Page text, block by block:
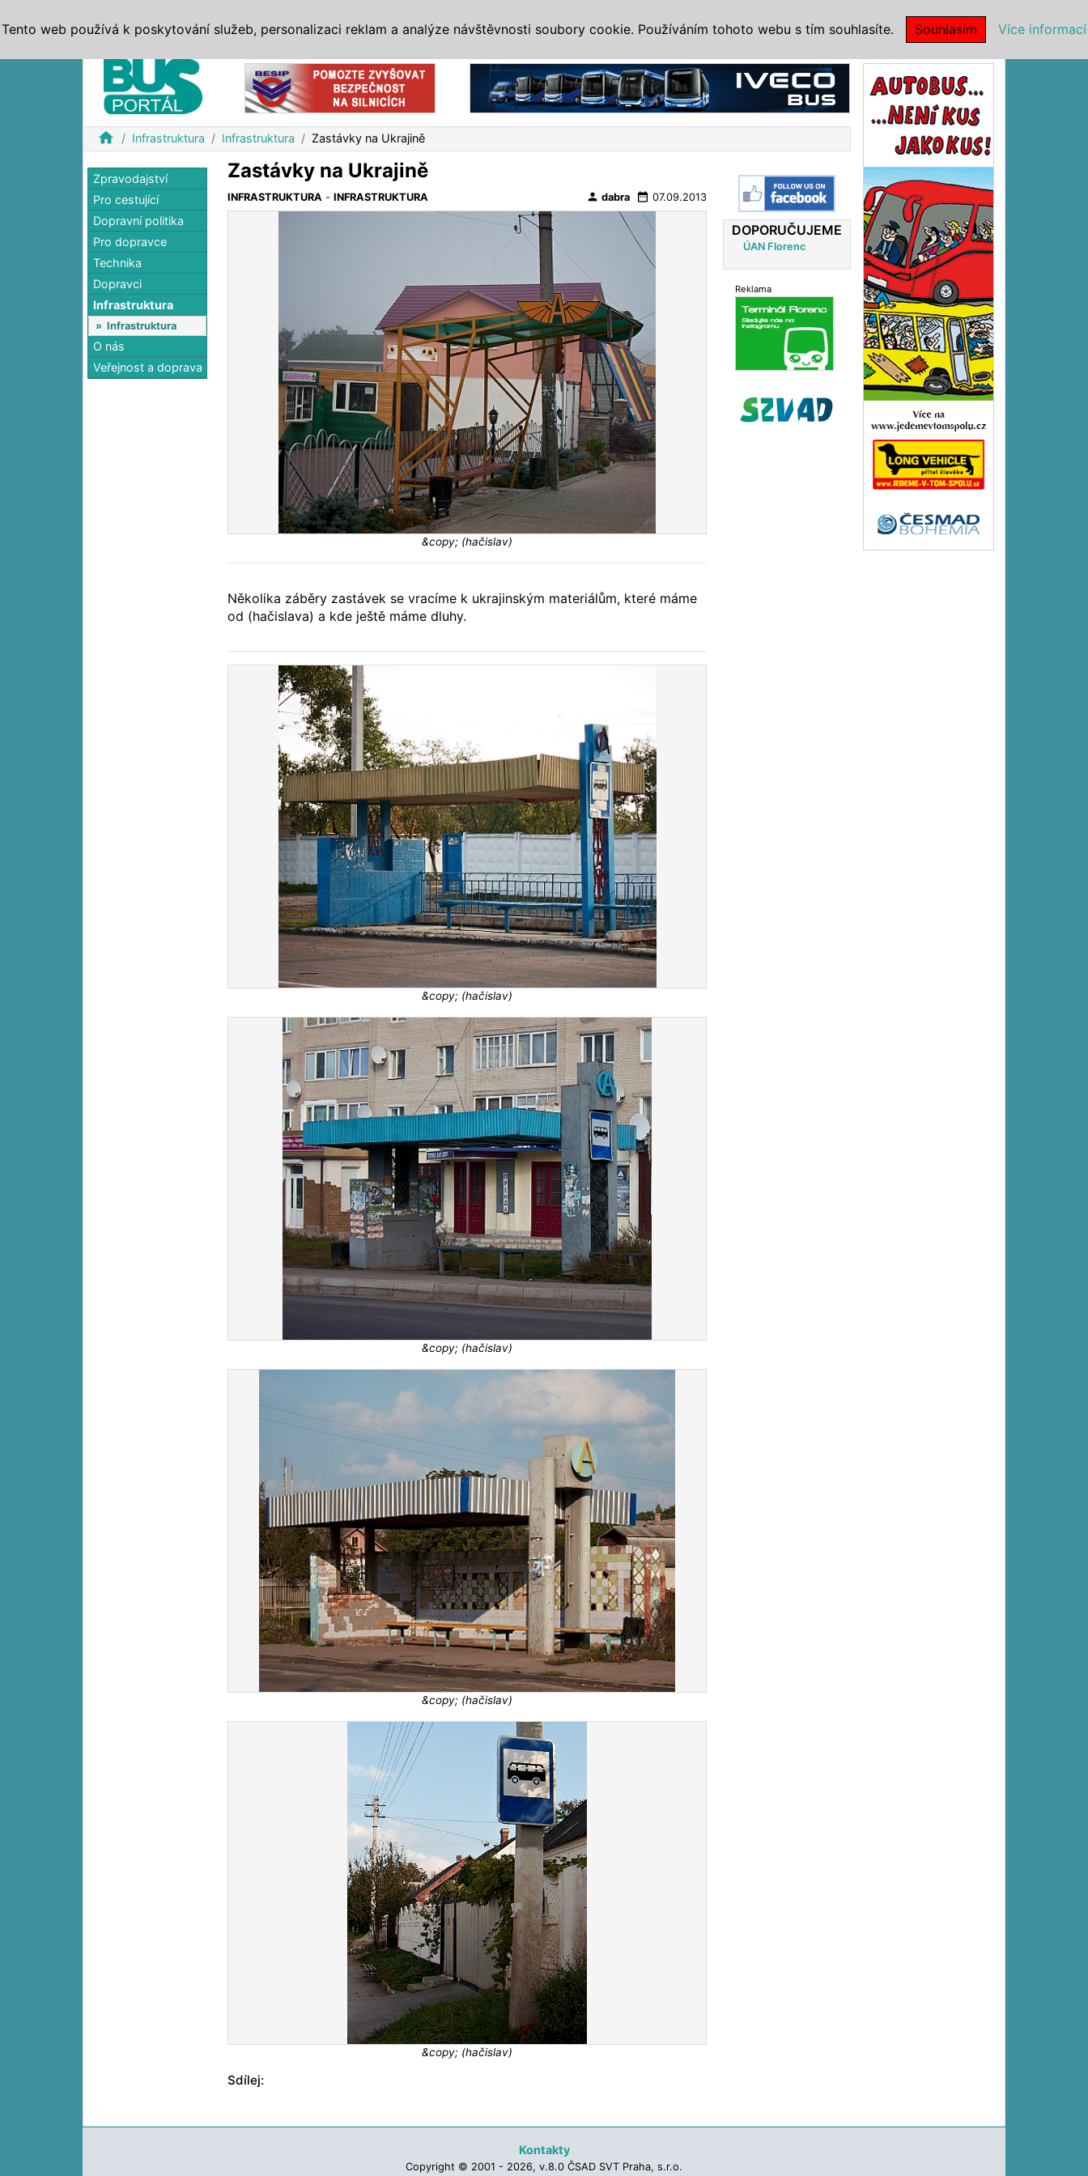
home Infrastruktura Infrastruktura Zastávky na Ukrajině
Zpravodajství
Pro cestující
Dopravní politika
Pro dopravce
Technika
Dopravci
Infrastruktura
» Infrastruktura
O nás
Veřejnost a doprava
Zastávky na Ukrajině
INFRASTRUKTURA -INFRASTRUKTURA person dabra date_range 07.09.2013
&copy; (hačislav)
Několika záběry zastávek se vracíme k ukrajinským materiálům, které máme
od (hačislava) a kde ještě máme dluhy.
&copy; (hačislav)
&copy; (hačislav)
&copy; (hačislav)
&copy; (hačislav)
Sdílej:
DOPORUČUJEME
ÚAN Florenc
Reklama
Kontakty
Copyright © 2001 - 2026, v.8.0 ČSAD SVT Praha, s.r.o.
Tento web používá k poskytování služeb, personalizaci reklam a analýze návštěvnosti soubory cookie. Používáním tohoto webu s tím souhlasíte. Souhlasím Více informací